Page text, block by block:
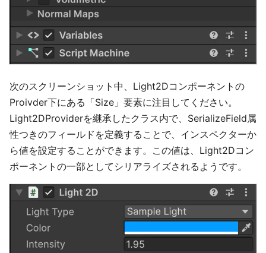
次のスクリーンショット中、Light2Dコンポーネントの
Proivder下にある「Size」要素に注目してください。
Light2DProviderを継承したクラス内で、SerializeField属
性つきのフィールドを定義することで、インスペクターか
ら値を設定することができます。この値は、Light2Dコン
ポーネントの一部としてシリアライズされるようです。